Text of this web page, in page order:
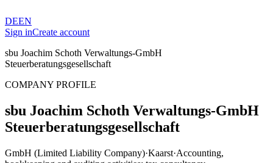
DEEN
Sign inCreate account
sbu Joachim Schoth Verwaltungs-GmbH
Steuerberatungsgesellschaft
COMPANY PROFILE
sbu Joachim Schoth Verwaltungs-GmbH
Steuerberatungsgesellschaft
GmbH (Limited Liability Company)·Kaarst·Accounting,